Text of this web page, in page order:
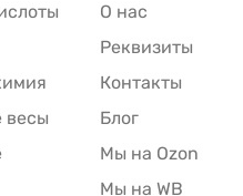
весы
О нас
Реквизиты
Контакты
Блог
Мы на Ozon
Мы на WB